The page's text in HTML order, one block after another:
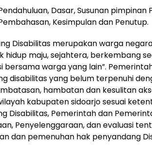
Dasar, Susunan pimpinan
Kesimpulan dan Penutup.
Disabilitas merupakan warga
hidup maju, sejahtera, berkembang
bersama warga yang lain”.
disabilitas yang belum terpenuhi
hambatan dan kesulitan
kabupaten sidoarjo sesuai
Disabilitas, Pemerintah dan
Penyelenggaraan, dan evaluasi
dan pemenuhan hak penyandang